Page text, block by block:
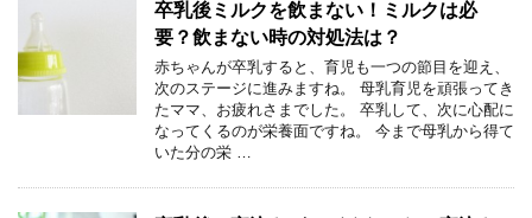
卒乳後ミルクを飲まない！ミルクは必
要？飲まない時の対処法は？
赤ちゃんが卒乳すると、育児も一つの節目を迎え、
次のステージに進みますね。 母乳育児を頑張ってき
たママ、お疲れさまでした。 卒乳して、次に心配に
なってくるのが栄養面ですね。 今まで母乳から得て
いた分の栄 …